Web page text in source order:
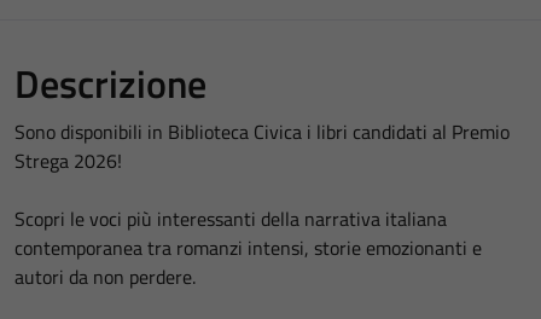
Descrizione
Sono disponibili in Biblioteca Civica i libri candidati al Premio
Strega 2026!
Scopri le voci più interessanti della narrativa italiana
contemporanea tra romanzi intensi, storie emozionanti e
autori da non perdere.